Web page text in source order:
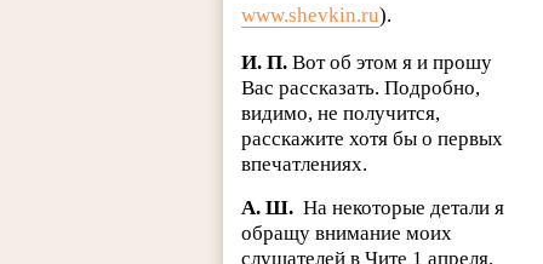
www.shevkin.ru).
И. П. Вот об этом я и прошу
Вас рассказать. Подробно,
видимо, не получится,
расскажите хотя бы о первых
впечатлениях.
А. Ш. На некоторые детали я
обращу внимание моих
слушателей в Чите 1 апреля,